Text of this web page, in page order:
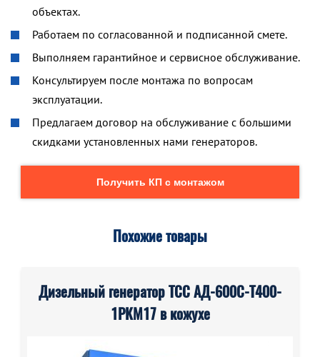
объектах.
Работаем по согласованной и подписанной смете.
Выполняем гарантийное и сервисное обслуживание.
Консультируем после монтажа по вопросам
эксплуатации.
Предлагаем договор на обслуживание с большими
скидками установленных нами генераторов.
Получить КП с монтажом
Похожие товары
Дизельный генератор ТСС АД-600С-Т400-
1РКМ17 в кожухе